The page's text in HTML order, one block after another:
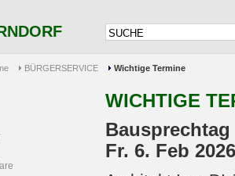
BÜRGERSERVICE Wichtige Termine
WICHTIGE
Bausprechtag
Fr. 6. Feb 2026